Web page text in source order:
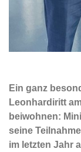
Ein ganz
Leonhardiritt
beiwohnen:
seine
im letzten Jahr